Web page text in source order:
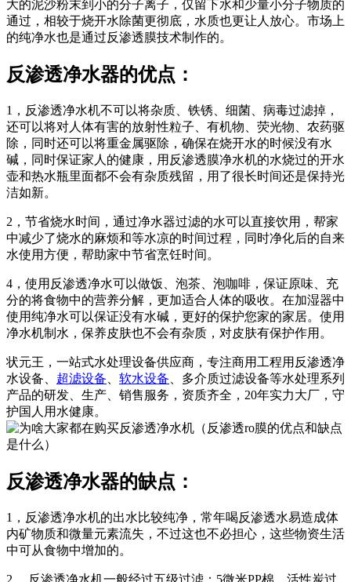
大的泥沙粉末到小的分子离子，仅留下水和少量小分子物质的
通过，相较于烧开水除菌更彻底，水质也更让人放心。市场上
的纯净水也是通过反渗透膜技术制作的。
反渗透净水器的优点：
1，反渗透净水机不可以将杂质、铁锈、细菌、病毒过滤掉，
还可以将对人体有害的放射性粒子、有机物、荧光物、农药驱
除，同时还可以将重金属驱除，确保在烧开水的时候没有水
碱，同时保证家人的健康，用反渗透膜净水机的水烧过的开水
壶和热水瓶里面都不会有杂质残留，用了很长时间还是保持光
洁如新。
2，节省烧水时间，通过净水器过滤的水可以直接饮用，帮家
中减少了烧水的麻烦和等水凉的时间过程，同时净化后的自来
水使用方便，帮助家中节省烹饪时间。
4，使用反渗透净水可以做饭、泡茶、泡咖啡，保证原味、充
分的将食物中的营养分解，更加适合人体的吸收。在加湿器中
使用纯净水可以保证没有水碱，更好的保护您家的家居。使用
净水机制水，保养皮肤也不会有杂质，对皮肤有保护作用。
状元王，一站式水处理设备供应商，专注商用工程用反渗透净
水设备、 超滤设备 软水设备 、多介质过滤设备等水处理系列
产品的研发、生产、销售服务，资质齐全，20年实力大厂，守
护国人用水健康。
反渗透净水器的缺点：
1，反渗透净水机的出水比较纯净，常年喝反渗透水易造成体
内矿物质和微量元素流失，不过这也不必担心，这些物资生活
中可从食物中增加的。
2，.反渗透净水机一般经过五级过滤：5微米PP棉、活性炭过